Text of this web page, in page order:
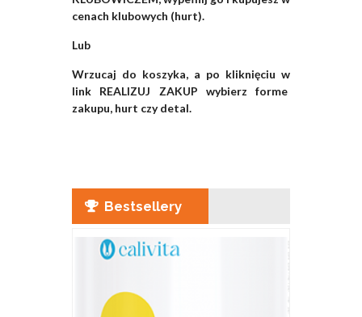
cenach klubowych (hurt).
Lub
Wrzucaj do koszyka, a po kliknięciu w
link REALIZUJ ZAKUP wybierz forme
zakupu, hurt czy detal.
Bestsellery